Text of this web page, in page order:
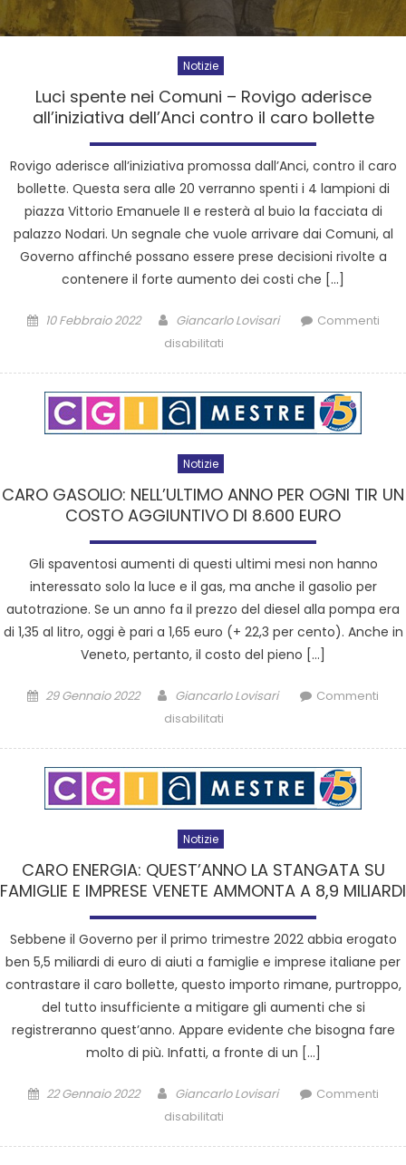
Notizie
Luci spente nei Comuni – Rovigo aderisce
all’iniziativa dell’Anci contro il caro bollette
Rovigo aderisce all’iniziativa promossa dall’Anci, contro il caro
bollette. Questa sera alle 20 verranno spenti i 4 lampioni di
piazza Vittorio Emanuele II e resterà al buio la facciata di
palazzo Nodari. Un segnale che vuole arrivare dai Comuni, al
Governo affinché possano essere prese decisioni rivolte a
contenere il forte aumento dei costi che […]
10 Febbraio 2022 Giancarlo Lovisari
Commenti
disabilitati
Notizie
CARO GASOLIO: NELL’ULTIMO ANNO PER OGNI TIR UN
COSTO AGGIUNTIVO DI 8.600 EURO
Gli spaventosi aumenti di questi ultimi mesi non hanno
interessato solo la luce e il gas, ma anche il gasolio per
autotrazione. Se un anno fa il prezzo del diesel alla pompa era
di 1,35 al litro, oggi è pari a 1,65 euro (+ 22,3 per cento). Anche in
Veneto, pertanto, il costo del pieno […]
29 Gennaio 2022 Giancarlo Lovisari
Commenti
disabilitati
Notizie
CARO ENERGIA: QUEST’ANNO LA STANGATA SU
FAMIGLIE E IMPRESE VENETE AMMONTA A 8,9 MILIARDI
Sebbene il Governo per il primo trimestre 2022 abbia erogato
ben 5,5 miliardi di euro di aiuti a famiglie e imprese italiane per
contrastare il caro bollette, questo importo rimane, purtroppo,
del tutto insufficiente a mitigare gli aumenti che si
registreranno quest’anno. Appare evidente che bisogna fare
molto di più. Infatti, a fronte di un […]
22 Gennaio 2022 Giancarlo Lovisari
Commenti
disabilitati